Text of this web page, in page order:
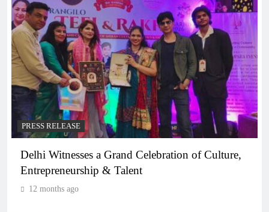
PRESS RELEASE
Delhi Witnesses a Grand Celebration of Culture,
Entrepreneurship & Talent
12 months ago